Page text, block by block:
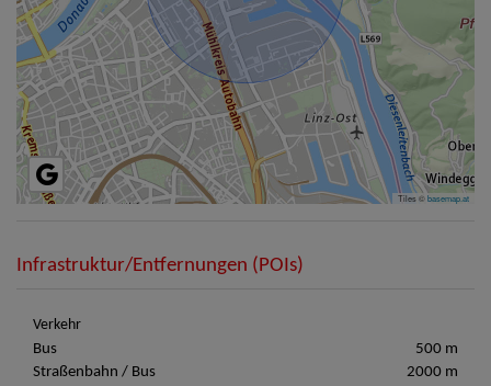
Tiles ©basemap.at
Infrastruktur/Entfernungen (POIs)
Verkehr
Bus
500 m
Straßenbahn / Bus
2000 m